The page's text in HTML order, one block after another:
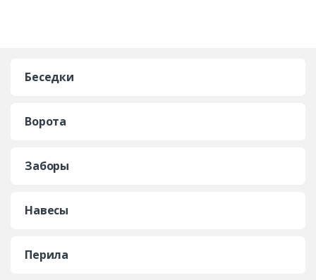
Беседки
Ворота
Заборы
Навесы
Перила